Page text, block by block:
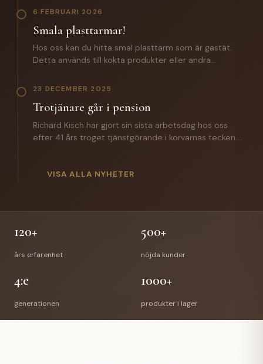
Certifikat och specifikationer. - Orderhistorik med alla
certifikat och produktspecifikationer. Saknar du
inloggningsuppgifter? Hör av dig till oss!
6 FEBRUARI 2026
Smala plasttarmar!
Hos oss kan du hitta smal plasttarm som är gastät.
Detta används till kokta produkter eller andra
slutprodukten. Till ett vegosortiment är denna ett
information.
23 DECEMBER 2025
Trotjänare går i pension
Richard Kisch har gjort sin sista arbetsdag hos oss
efter 41 års troget tjänstgörande i korvarnas tecken.
gick Anette Hellman i pension efter 12 år hos oss.
väntar Richard & Anette och vi önskar de all lycka till
VISA ALLA NYHETER
120+
års erfarenhet
500+
nöjda kunder
4:e
generationen
1000+
produkter i lager